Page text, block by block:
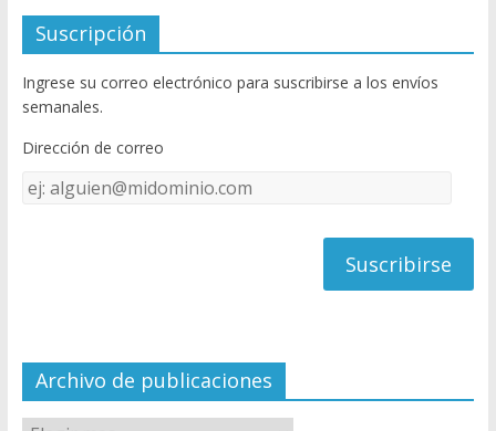
e
b
o
o
k
itt
er
u
T
u
e
C
el
Suscripción
Ingrese su correo electrónico para suscribirse a los envíos
semanales.
Dirección de correo
Dirección
Archivo de publicaciones